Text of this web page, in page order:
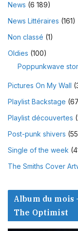
News (6 189)
News Littéraires (161)
Non classé (1)
Oldies (100)
Poppunkwave
Pictures On My Wall
Playlist Backstage
Playlist découvertes
Post-punk shivers
Single of the week
The Smiths Cover
Album du mois
The Optimist